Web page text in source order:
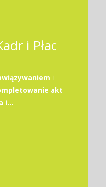
i Płac
i
akt
i...